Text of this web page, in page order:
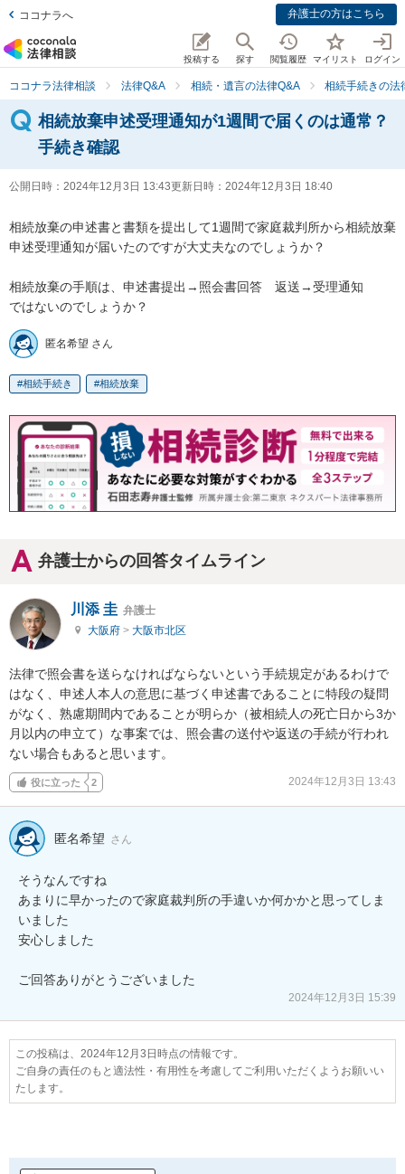
ココナラへ 弁護士の方はこちら
投稿する 探す 閲覧履歴 マイリスト ログイン
ココナラ法律相談 法律Q&A 相続・遺言の法律Q&A 相続手続きの法
相続放棄申述受理通知が1週間で届くのは通常？
手続き確認
公開日時： 2024年12月3日 13:43更新日時： 2024年12月3日 18:40
相続放棄の申述書と書類を提出して1週間で家庭裁判所から相続放棄
申述受理通知が届いたのですが大丈夫なのでしょうか？
相続放棄の手順は、申述書提出→照会書回答　返送→受理通知
ではないのでしょうか？
匿名希望 さん
相続手続き 相続放棄
弁護士からの回答タイムライン
川添 圭 弁護士
大阪府 > 大阪市北区
法律で照会書を送らなければならないという手続規定があるわけで
はなく、申述人本人の意思に基づく申述書であることに特段の疑問
がなく、熟慮期間内であることが明らか（被相続人の死亡日から3か
月以内の申立て）な事案では、照会書の送付や返送の手続が行われ
ない場合もあると思います。
役に立った 2 2024年12月3日 13:43
匿名希望 さん
そうなんですね
あまりに早かったので家庭裁判所の手違いか何かかと思ってしま
いました
安心しました
ご回答ありがとうございました
2024年12月3日 15:39
この投稿は、2024年12月3日時点の情報です。
ご自身の責任のもと適法性・有用性を考慮してご利用いただくようお願いい
たします。